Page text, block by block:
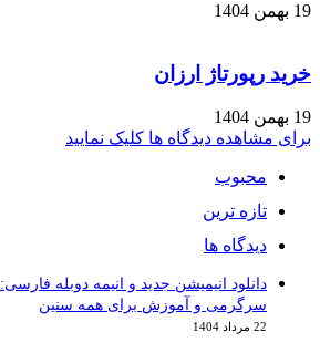
19 بهمن 1404
خرید رپورتاژ ارزان
19 بهمن 1404
برای مشاهده دیدگاه ها کلیک نمایید
محبوب
تازه ترین
دیدگاه ها
دانلود انیمیشن جدید و انیمه دوبله فارسی:
سرگرمی و آموزش برای همه سنین
22 مرداد 1404